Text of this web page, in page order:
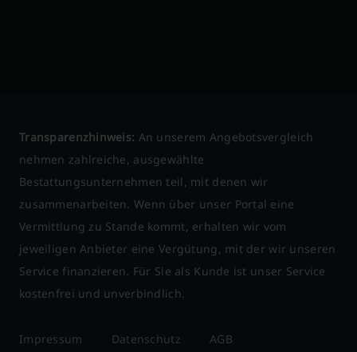
Transparenzhinweis: An unserem Angebotsvergleich
nehmen zahlreiche, ausgewählte
Bestattungsunternehmen teil, mit denen wir
zusammenarbeiten. Wenn über unser Portal eine
Vermittlung zu Stande kommt, erhalten wir vom
jeweiligen Anbieter eine Vergütung, mit der wir unseren
Service finanzieren. Für Sie als Kunde ist unser Service
kostenfrei und unverbindlich.
Impressum Datenschutz AGB